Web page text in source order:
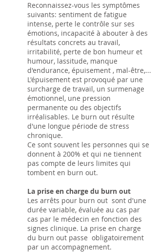
Reconnaissez-vous les symptômes
suivants: sentiment de fatigue
intense, perte le contrôle sur ses
émotions, incapacité à abouter à des
résultats concrets au travail,
irritabilité, perte de bon humeur et
humour, lassitude, manque
d'endurance, épuisement , mal-être,...
L'épuisement est provoqué par une
surcharge de travail, un surmenage
émotionnel, une pression
permanente ou des objectifs
irréalisables. Le burn out résulte
d'une longue période de stress
chronique.
Ce sont souvent les personnes qui se
donnent à 200% et qui ne tiennent
pas compte de leurs limites qui
tombent en burn out.
La prise en charge du burn out
Les arrêts pour burn out sont d'une
durée variable, évaluée au cas par
cas par le médecin en fonction des
signes clinique. La prise en charge
du burn out passe obligatoirement
par un accompagnement.